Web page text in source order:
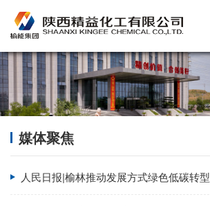
媒体聚焦
人民日报|榆林推动发展方式绿色低碳转型